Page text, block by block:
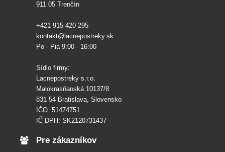
911 05 Trenčín
+421 915 420 295
kontakt@lacnepostreky.sk
Po - Pia 9:00 - 16:00
Sídlo firmy:
Lacnepostreky s.r.o.
Malokrasňanská 10137/8
831 54 Bratislava, Slovensko
IČO: 51474751
IČ DPH: SK2120731437
Pre zákazníkov